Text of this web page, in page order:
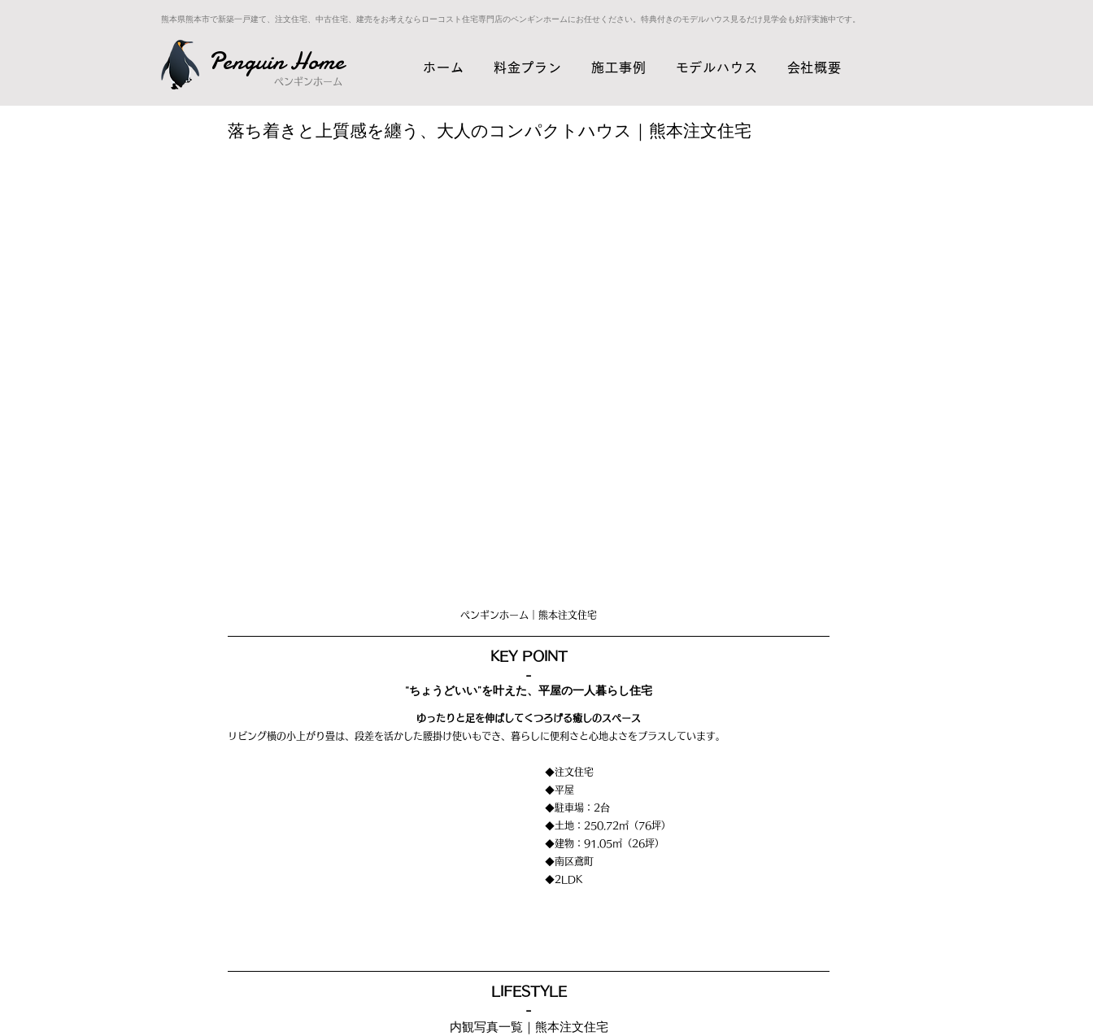
熊本県熊本市で新築一戸建て、注文住宅、中古住宅、建売をお考えならローコスト住宅専門店のペンギンホームにお任せください。特典付きのモデルハウス見るだけ見学会も好評実施中です。
Penguin Home
ペンギンホーム
ホーム 料金プラン 施工事例 モデルハウス 会社概要
落ち着きと上質感を纏う、大人のコンパクトハウス｜熊本注文住宅
ペンギンホーム｜熊本注文住宅
KEY POINT
-
“ちょうどいい”を叶えた、平屋の一人暮らし住宅
ゆったりと足を伸ばしてくつろげる癒しのスペース
リビング横の小上がり畳は、段差を活かした腰掛け使いもでき、暮らしに便利さと心地よさをプラスしています。
◆注文住宅
◆平屋
◆駐車場：2台
◆土地：250.72㎡（76坪）
◆建物：91.05㎡（26坪）
◆南区鳶町
◆2LDK
LIFESTYLE
-
内観写真一覧｜熊本注文住宅